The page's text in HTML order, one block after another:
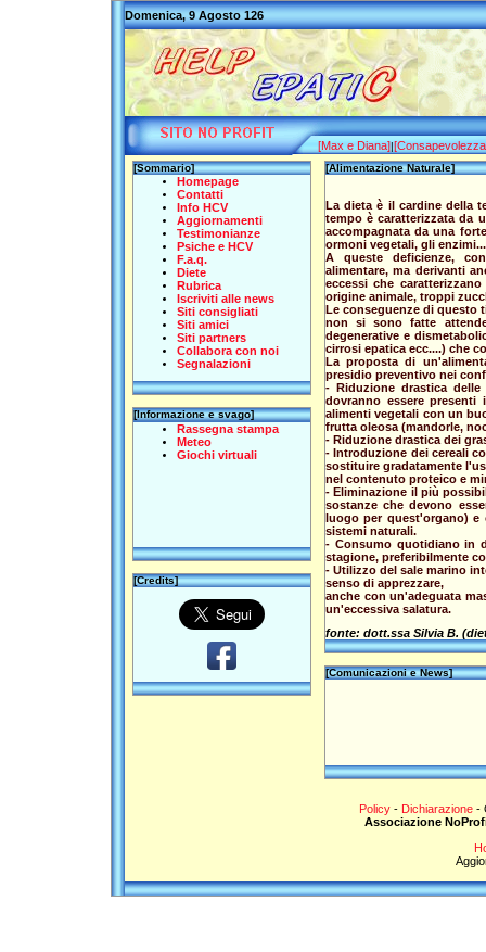
Domenica, 9 Agosto 126
[Max e Diana]|
[Sommario]
Homepage
Contatti
Info HCV
Aggiornamenti
Testimonianze
Psiche e HCV
F.a.q.
Diete
Rubrica
Iscriviti alle news
Siti consigliati
Siti amici
Siti partners
Collabora con noi
Segnalazioni
[Informazione e svago]
Rassegna stampa
Meteo
Giochi virtuali
[Credits]
[Alimentazione Naturale]
La dieta è il cardine della
tempo è caratterizzata da
accompagnata da una
ormoni vegetali, gli enzimi...
A queste deficienze,
alimentare, ma derivanti
eccessi che
origine animale, troppi
Le conseguenze di questo
non si sono fatte
degenerative e
cirrosi epatica ecc....) che
La proposta di
presidio preventivo nei
- Riduzione drastica
dovranno essere
alimenti vegetali con un
frutta oleosa (mandorle,
- Riduzione drastica dei
- Introduzione dei cereali
sostituire gradatamente
nel contenuto proteico e
- Eliminazione il più
sostanze che devono
luogo per quest'organo)
sistemi naturali.
- Consumo quotidiano in
stagione, preferibilmente
- Utilizzo del sale marino
senso di apprezzare,
anche con un'adeguata
un'eccessiva salatura.
fonte: dott.ssa Silvia B.
[Comunicazioni e News]
Policy- Dichiarazione-
Associazione